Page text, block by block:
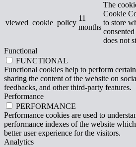
viewed_cookie_policy
11
months
The
Cookie
to store
does not
Functional
FUNCTIONAL
Functional cookies help to perform
sharing the content of the website on
feedbacks, and other third-party features.
Performance
PERFORMANCE
Performance cookies are used to
performance indexes of the website
better user experience for the visitors.
Analytics